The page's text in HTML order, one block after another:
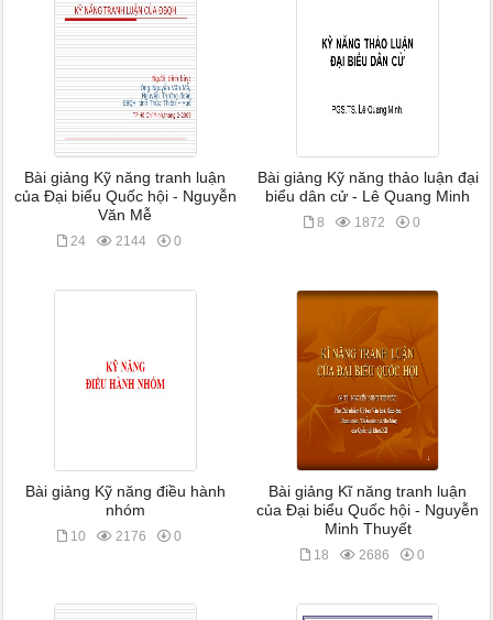
Bài giảng Kỹ năng tranh luận
của Đại biểu Quốc hội - Nguyễn
Văn Mễ
24 2144 0
Bài giảng Kỹ năng thảo luận đại
biểu dân cử - Lê Quang Minh
8 1872 0
Bài giảng Kỹ năng điều hành
nhóm
10 2176 0
Bài giảng Kĩ năng tranh luận
của Đại biểu Quốc hội - Nguyễn
Minh Thuyết
18 2686 0